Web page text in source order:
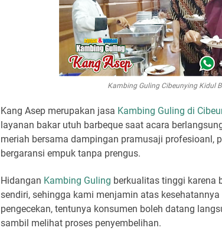
Kambing Guling Cibeunying Kidul
Kang Asep merupakan jasa Kambing Guling di
layanan bakar utuh barbeque saat acara
meriah bersama dampingan pramusaji profesioanl,
bergaransi empuk tanpa prengus.
Hidangan Kambing Guling berkualitas tinggi karena
sendiri, sehingga kami menjamin atas
pengecekan, tentunya konsumen boleh datang
sambil melihat proses penyembelihan.